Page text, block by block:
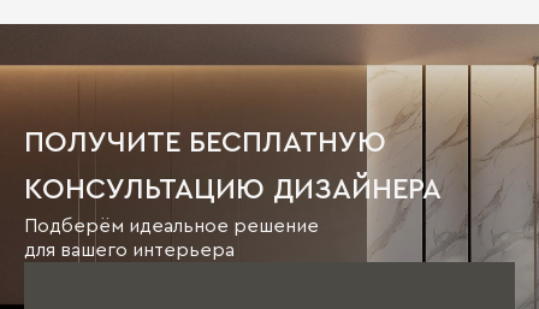
ПОЛУЧИТЕ БЕСПЛАТНУЮ
КОНСУЛЬТАЦИЮ ДИЗАЙНЕРА
Подберём идеальное решение
для вашего интерьера